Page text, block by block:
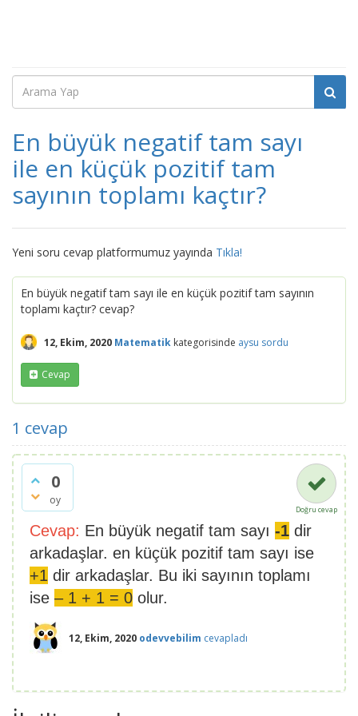
En büyük negatif tam sayı
ile en küçük pozitif tam
sayının toplamı kaçtır?
Yeni soru cevap platformumuz yayında Tıkla!
En büyük negatif tam sayı ile en küçük pozitif tam sayının
toplamı kaçtır? cevap?
12, Ekim, 2020 Matematik kategorisinde aysu sordu
Cevap
1 cevap
0
oy
Doğru cevap
Cevap: En büyük negatif tam sayı -1 dir
arkadaşlar. en küçük pozitif tam sayı ise
+1 dir arkadaşlar. Bu iki sayının toplamı
ise – 1 + 1 = 0 olur.
12, Ekim, 2020 odevvebilim cevapladı